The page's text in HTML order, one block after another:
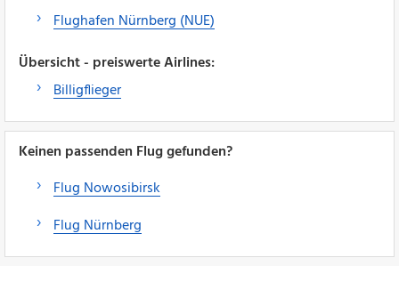
Flughafen Nürnberg (NUE)
Übersicht - preiswerte Airlines:
Billigflieger
Keinen passenden Flug gefunden?
Flug Nowosibirsk
Flug Nürnberg